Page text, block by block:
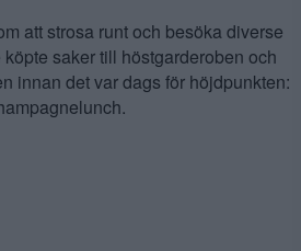
att strosa runt och besöka diverse
saker till höstgarderoben och
innan det var dags för höjdpunkten: